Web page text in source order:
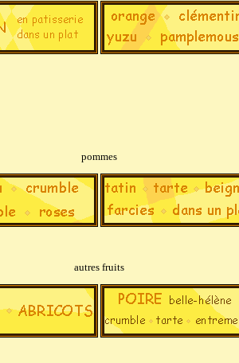
pommes
autres fruits